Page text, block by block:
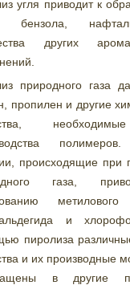
угля приводит к
бензола,
других
природного газа
пропилен и другие
происходящие при
газа,
метилового
и
пиролиза
и их производные
в другие